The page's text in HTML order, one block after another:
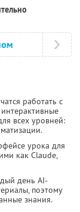
работать с
всех уровней:
урока для
как Claude,
день AI-
поэтому
знания.